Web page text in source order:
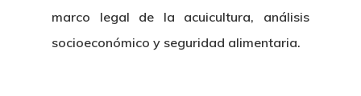
marco legal de la acuicultura, análisis
socioeconómico y seguridad alimentaria.